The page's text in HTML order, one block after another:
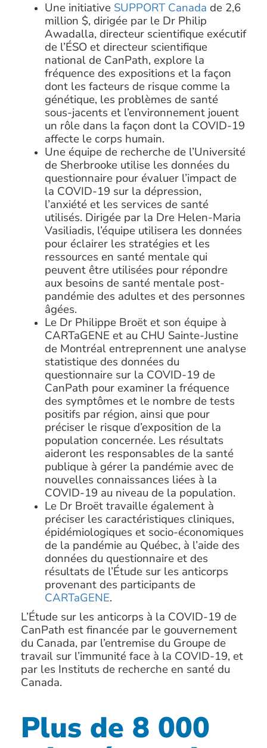
Une initiative SUPPORT Canada de 2,6
million $, dirigée par le Dr Philip
Awadalla, directeur scientifique exécutif
de l’ÉSO et directeur scientifique
national de CanPath, explore la
fréquence des expositions et la façon
dont les facteurs de risque comme la
génétique, les problèmes de santé
sous-jacents et l’environnement jouent
un rôle dans la façon dont la COVID-19
affecte le corps humain.
Une équipe de recherche de l’Université
de Sherbrooke utilise les données du
questionnaire pour évaluer l’impact de
la COVID-19 sur la dépression,
l’anxiété et les services de santé
utilisés. Dirigée par la Dre Helen-Maria
Vasiliadis, l’équipe utilisera les données
pour éclairer les stratégies et les
ressources en santé mentale qui
peuvent être utilisées pour répondre
aux besoins de santé mentale post-
pandémie des adultes et des personnes
âgées.
Le Dr Philippe Broët et son équipe à
CARTaGENE et au CHU Sainte-Justine
de Montréal entreprennent une analyse
statistique des données du
questionnaire sur la COVID-19 de
CanPath pour examiner la fréquence
des symptômes et le nombre de tests
positifs par région, ainsi que pour
préciser le risque d’exposition de la
population concernée. Les résultats
aideront les responsables de la santé
publique à gérer la pandémie avec de
nouvelles connaissances liées à la
COVID-19 au niveau de la population.
Le Dr Broët travaille également à
préciser les caractéristiques cliniques,
épidémiologiques et socio-économiques
de la pandémie au Québec, à l’aide des
données du questionnaire et des
résultats de l’Étude sur les anticorps
provenant des participants de
CARTaGENE.
L’Étude sur les anticorps à la COVID-19 de
CanPath est financée par le gouvernement
du Canada, par l’entremise du Groupe de
travail sur l’immunité face à la COVID-19, et
par les Instituts de recherche en santé du
Canada.
Plus de 8 000